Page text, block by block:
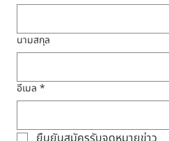
นามสกุล
อีเมล *